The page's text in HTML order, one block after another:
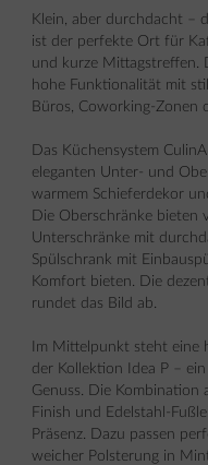
Klein, aber durchdacht –
ist der perfekte Ort für
und kurze Mittagstreffen.
hohe Funktionalität mit
Büros, Coworking-Zonen
Das Küchensystem
eleganten Unter- und
warmem Schieferdekor
Die Oberschränke bieten
Unterschränke mit
Spülschrank mit
Komfort bieten. Die
rundet das Bild ab.
Im Mittelpunkt steht eine
der Kollektion Idea P –
Genuss. Die Kombination
Finish und Edelstahl-
Präsenz. Dazu passen
weicher Polsterung in